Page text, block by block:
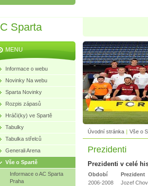
Sparta
Úvodní stránka | Vše o
Prezidenti
Prezidenti v celé
Období
Prezident
2006-2008
Jozef
MENU
Informace o webu
Novinky Na webu
Sparta Novinky
Rozpis zápasů
Hráči(ky) ve Spartě
Tabulky
Tabulka střelců
Generali Arena
Vše o Spartě
Informace o AC Sparta
Praha